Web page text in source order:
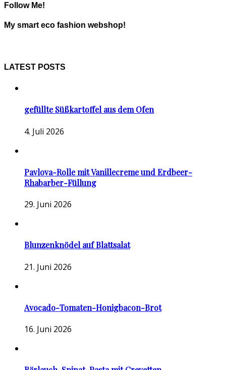
Follow Me!
My smart eco fashion webshop!
LATEST POSTS
gefüllte Süßkartoffel aus dem Ofen
4. Juli 2026
Pavlova-Rolle mit Vanillecreme und Erdbeer-
Rhabarber-Füllung
29. Juni 2026
Blunzenknödel auf Blattsalat
21. Juni 2026
Avocado-Tomaten-Honigbacon-Brot
16. Juni 2026